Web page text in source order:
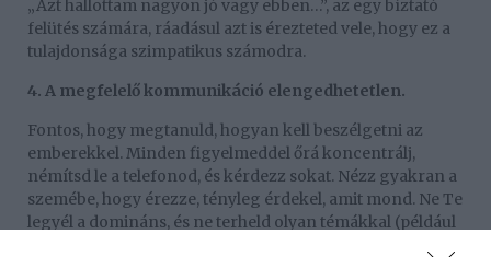
„Azt hallottam nagyon jó vagy ebben…”, az egy bíztató
felütés számára, ráadásul azt is érezteted vele, hogy ez a
tulajdonsága szimpatikus számodra.
4. A megfelelő kommunikáció elengedhetetlen.
Fontos, hogy megtanuld, hogyan kell beszélgetni az
emberekkel. Minden figyelmeddel őrá koncentrálj,
némítsd le a telefonod, és kérdezz sokat. Nézz gyakran a
szemébe, hogy érezze, tényleg érdekel, amit mond. Ne Te
legyél a domináns, és ne terheld olyan témákkal (például